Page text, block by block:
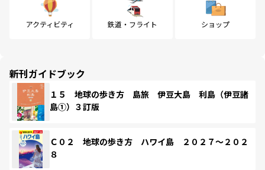
アクティビティ 鉄道・フライト ショップ
新刊ガイドブック
１５ 地球の歩き方 島旅 伊豆大島 利島（伊豆諸
島①）３訂版
Ｃ０２ 地球の歩き方 ハワイ島 ２０２７～２０２
８